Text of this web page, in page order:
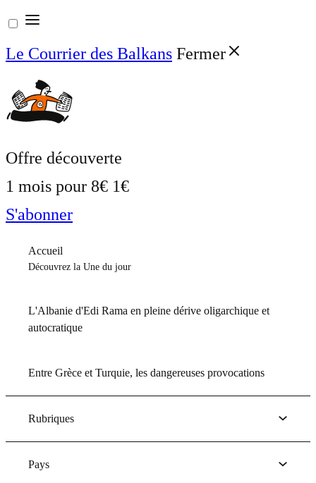
Aller
au
contenu
Le Courrier des Balkans Fermer
Offre découverte
1 mois pour 8€ 1€
S'abonner
Accueil
Découvrez la Une du jour
L'Albanie d'Edi Rama en pleine dérive oligarchique et
autocratique
Entre Grèce et Turquie, les dangereuses provocations
Rubriques
Pays